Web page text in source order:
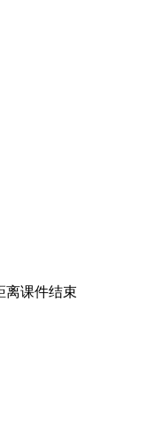
离课件结束